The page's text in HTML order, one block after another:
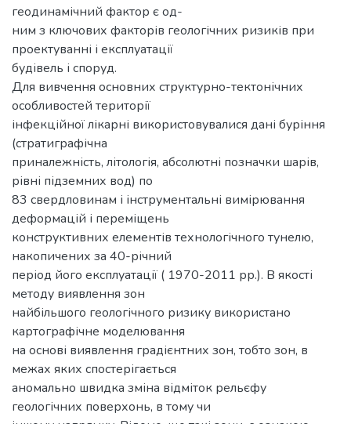
геодинамічний фактор є од-
ним з ключових факторів геологічних ризиків при
проектуванні і експлуатації
будівель і споруд.
Для вивчення основних структурно-тектонічних
особливостей території
інфекційної лікарні використовувалися дані буріння
(стратиграфічна
приналежність, літологія, абсолютні позначки шарів,
рівні підземних вод) по
83 свердловинам і інструментальні вимірювання
деформацій і переміщень
конструктивних елементів технологічного тунелю,
накопичених за 40-річний
період його експлуатації ( 1970-2011 рр.). В якості
методу виявлення зон
найбільшого геологічного ризику використано
картографічне моделювання
на основі виявлення градієнтних зон, тобто зон, в
межах яких спостерігається
аномально швидка зміна відміток рельєфу
геологічних поверхонь, в тому чи